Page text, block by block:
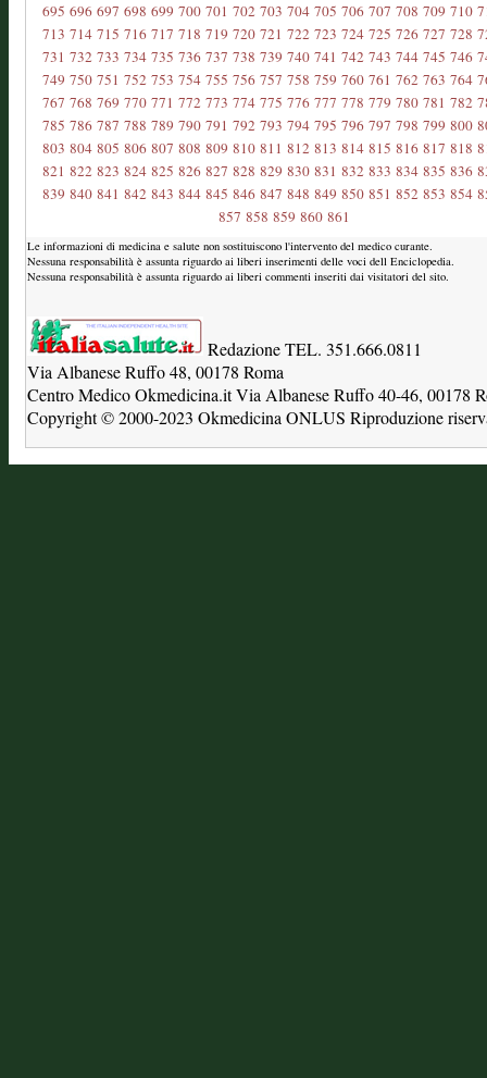
695 696 697 698 699 700 701 702 703 704 705 706 707 708 709 710
713 714 715 716 717 718 719 720 721 722 723 724 725 726 727 728
731 732 733 734 735 736 737 738 739 740 741 742 743 744 745 746
749 750 751 752 753 754 755 756 757 758 759 760 761 762 763 764
767 768 769 770 771 772 773 774 775 776 777 778 779 780 781 782
785 786 787 788 789 790 791 792 793 794 795 796 797 798 799 800
803 804 805 806 807 808 809 810 811 812 813 814 815 816 817 818
821 822 823 824 825 826 827 828 829 830 831 832 833 834 835 836
839 840 841 842 843 844 845 846 847 848 849 850 851 852 853 854
857 858 859 860 861
Le informazioni di medicina e salute non sostituiscono l'intervento del medico curante.
Nessuna responsabilità è assunta riguardo ai liberi inserimenti delle voci dell Enciclopedia.
Nessuna responsabilità è assunta riguardo ai liberi commenti inseriti dai visitatori del sito.
Redazione TEL. 351.666.0811
Via Albanese Ruffo 48, 00178 Roma
Centro Medico Okmedicina.it Via Albanese Ruffo 40-46, 00178
Copyright © 2000-2023 Okmedicina ONLUS Riproduzione